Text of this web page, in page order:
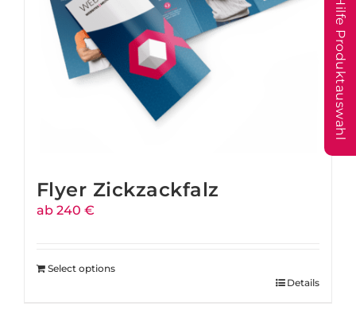
Flyer Zickzackfalz
ab 240 €
Select options
Details
Hilfe Produktauswahl